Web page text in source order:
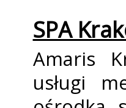
SPA
Amaris
usługi